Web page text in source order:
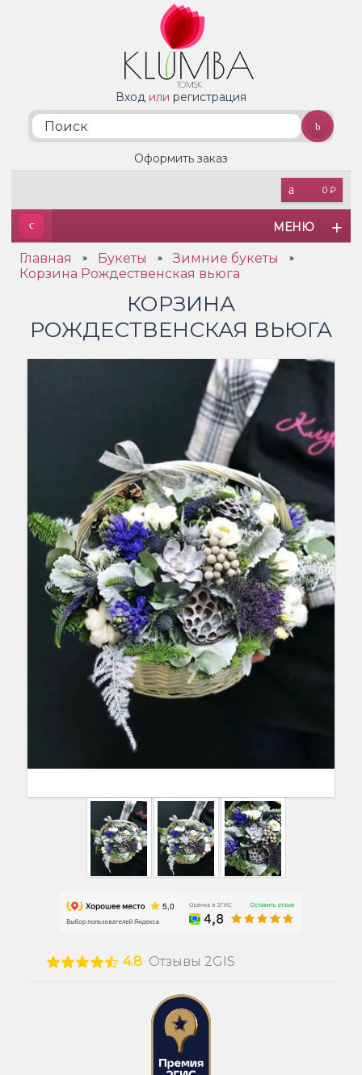
Вход или регистрация
0 ₽
Оформить заказ
МЕНЮ
Главная » Букеты » Зимние букеты »
Корзина Рождественская вьюга
КОРЗИНА
РОЖДЕСТВЕНСКАЯ ВЬЮГА
4.8 Отзывы 2GIS